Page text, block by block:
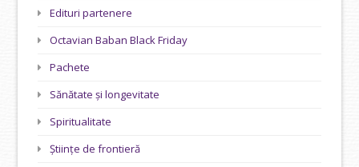
Edituri partenere
Octavian Baban Black Friday
Pachete
Sănătate și longevitate
Spiritualitate
Științe de frontieră